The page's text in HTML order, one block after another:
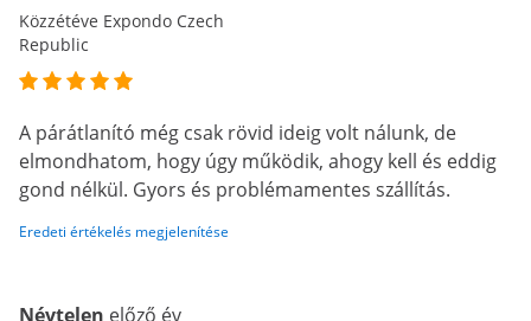
Közzétéve Expondo Czech
Republic
A párátlanító még csak rövid ideig volt nálunk, de
elmondhatom, hogy úgy működik, ahogy kell és eddig
gond nélkül. Gyors és problémamentes szállítás.
Eredeti értékelés megjelenítése
Névtelen előző év